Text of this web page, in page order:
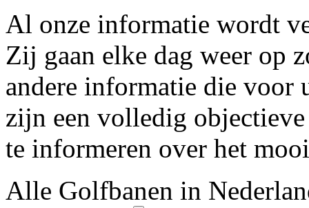
Al onze informatie wordt
Zij gaan elke dag weer op
andere informatie die voor
zijn een volledig
te informeren over het
Alle Golfbanen in